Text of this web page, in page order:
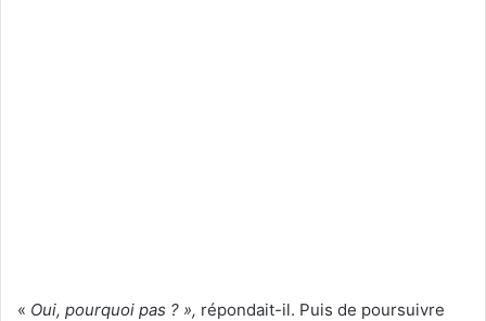
« Oui, pourquoi pas ? », répondait-il. Puis de poursuivre